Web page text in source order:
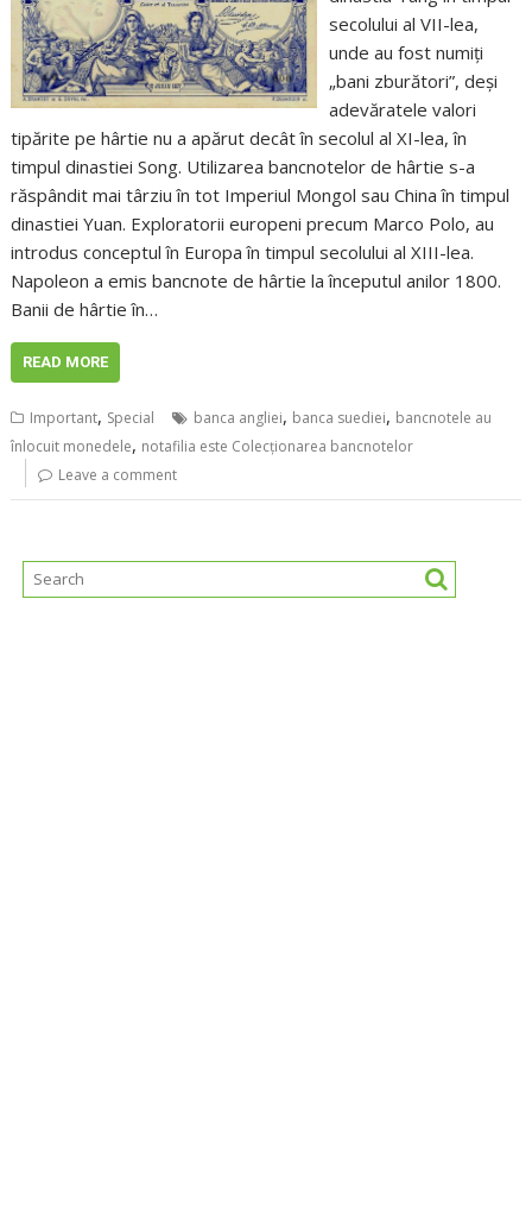
secolului al VII-lea,
unde au fost numiți
„bani zburători”, deși
adevăratele valori
tipărite pe hârtie nu a apărut decât în ​​secolul al XI-lea, în
timpul dinastiei Song. Utilizarea bancnotelor de hârtie s-a
răspândit mai târziu în tot Imperiul Mongol sau China în timpul
dinastiei Yuan. Exploratorii europeni precum Marco Polo, au
introdus conceptul în Europa în timpul secolului al XIII-lea.
Napoleon a emis bancnote de hârtie la începutul anilor 1800.
Banii de hârtie în…
READ MORE
Important, Special banca angliei, banca suediei, bancnotele au
înlocuit monedele, notafilia este Colecționarea bancnotelor
Leave a comment